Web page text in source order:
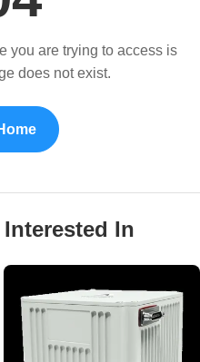
you are trying to access is
does not exist.
In